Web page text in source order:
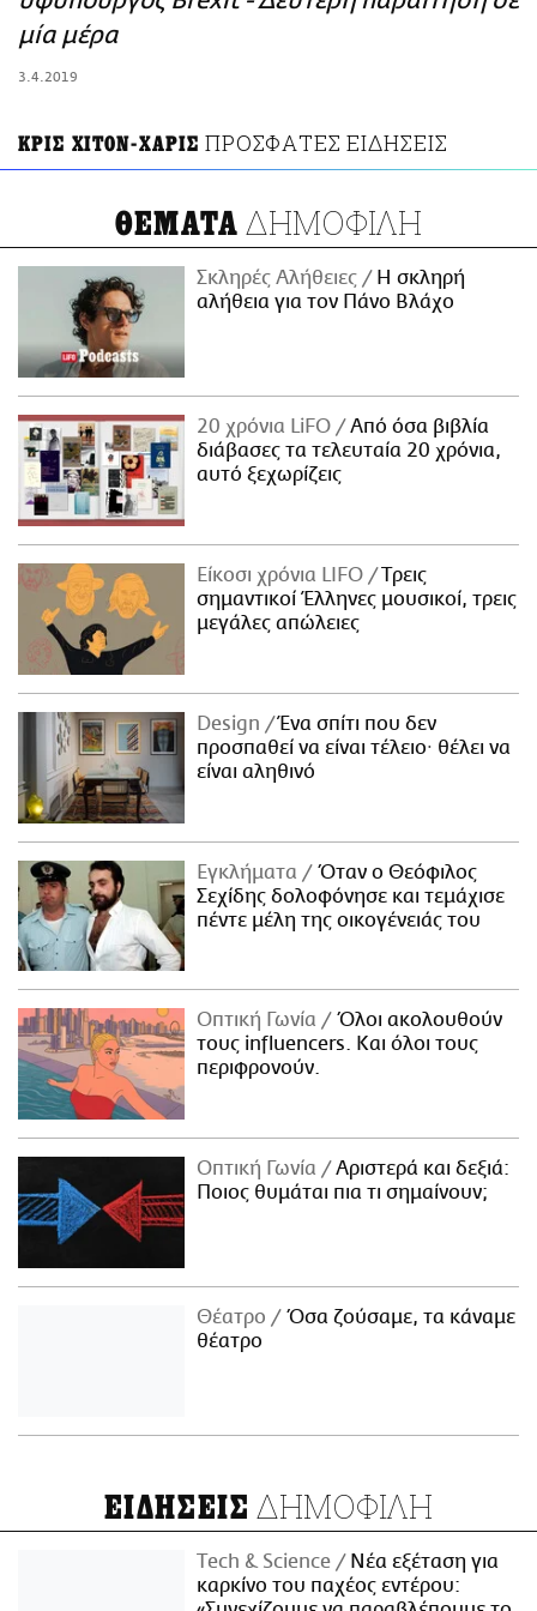
ΑΜΠΑ
μία μέρα
3.4.2019
ΚΡΙΣ ΧΙΤΟΝ-ΧΑΡΙΣ ΠΡΟΣΦΑΤΕΣ ΕΙΔΗΣΕΙΣ
ΘΕΜΑΤΑ ΔΗΜΟΦΙΛΗ
Σκληρές Αλήθειες
H σκληρή
αλήθεια για τον Πάνο Βλάχο
20 χρόνια LiFO
Από όσα βιβλία
διάβασες τα τελευταία 20 χρόνια,
αυτό ξεχωρίζεις
Είκοσι χρόνια LIFO
Tρεις
σημαντικοί Έλληνες μουσικοί, τρεις
μεγάλες απώλειες
Design
Ένα σπίτι που δεν
προσπαθεί να είναι τέλειο· θέλει να
είναι αληθινό
Εγκλήματα
Όταν ο Θεόφιλος
Σεχίδης δολοφόνησε και τεμάχισε
πέντε μέλη της οικογένειάς του
Οπτική Γωνία
Όλοι ακολουθούν
τους influencers. Και όλοι τους
περιφρονούν.
Οπτική Γωνία
Αριστερά και δεξιά:
Ποιος θυμάται πια τι σημαίνουν;
Θέατρο
Όσα ζούσαμε, τα κάναμε
θέατρο
ΕΙΔΗΣΕΙΣ ΔΗΜΟΦΙΛΗ
Τech & Science
Νέα εξέταση για
καρκίνο του παχέος εντέρου: